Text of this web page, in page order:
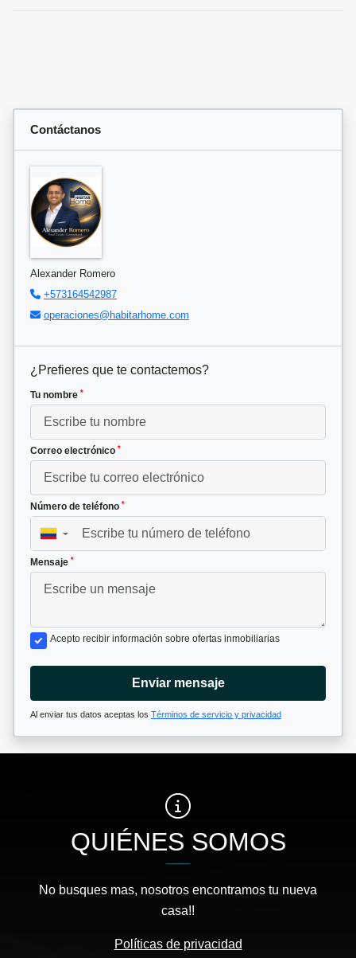
Contáctanos
Alexander Romero
+573164542987
operaciones@habitarhome.com
¿Prefieres que te contactemos?
Tu nombre *
Correo electrónico *
Número de teléfono *
▼
Mensaje *
Acepto recibir información sobre ofertas inmobiliarias
Enviar mensaje
Al enviar tus datos aceptas los Términos de servicio y privacidad
QUIÉNES SOMOS
No busques mas, nosotros encontramos tu nueva
casa!!
Políticas de privacidad